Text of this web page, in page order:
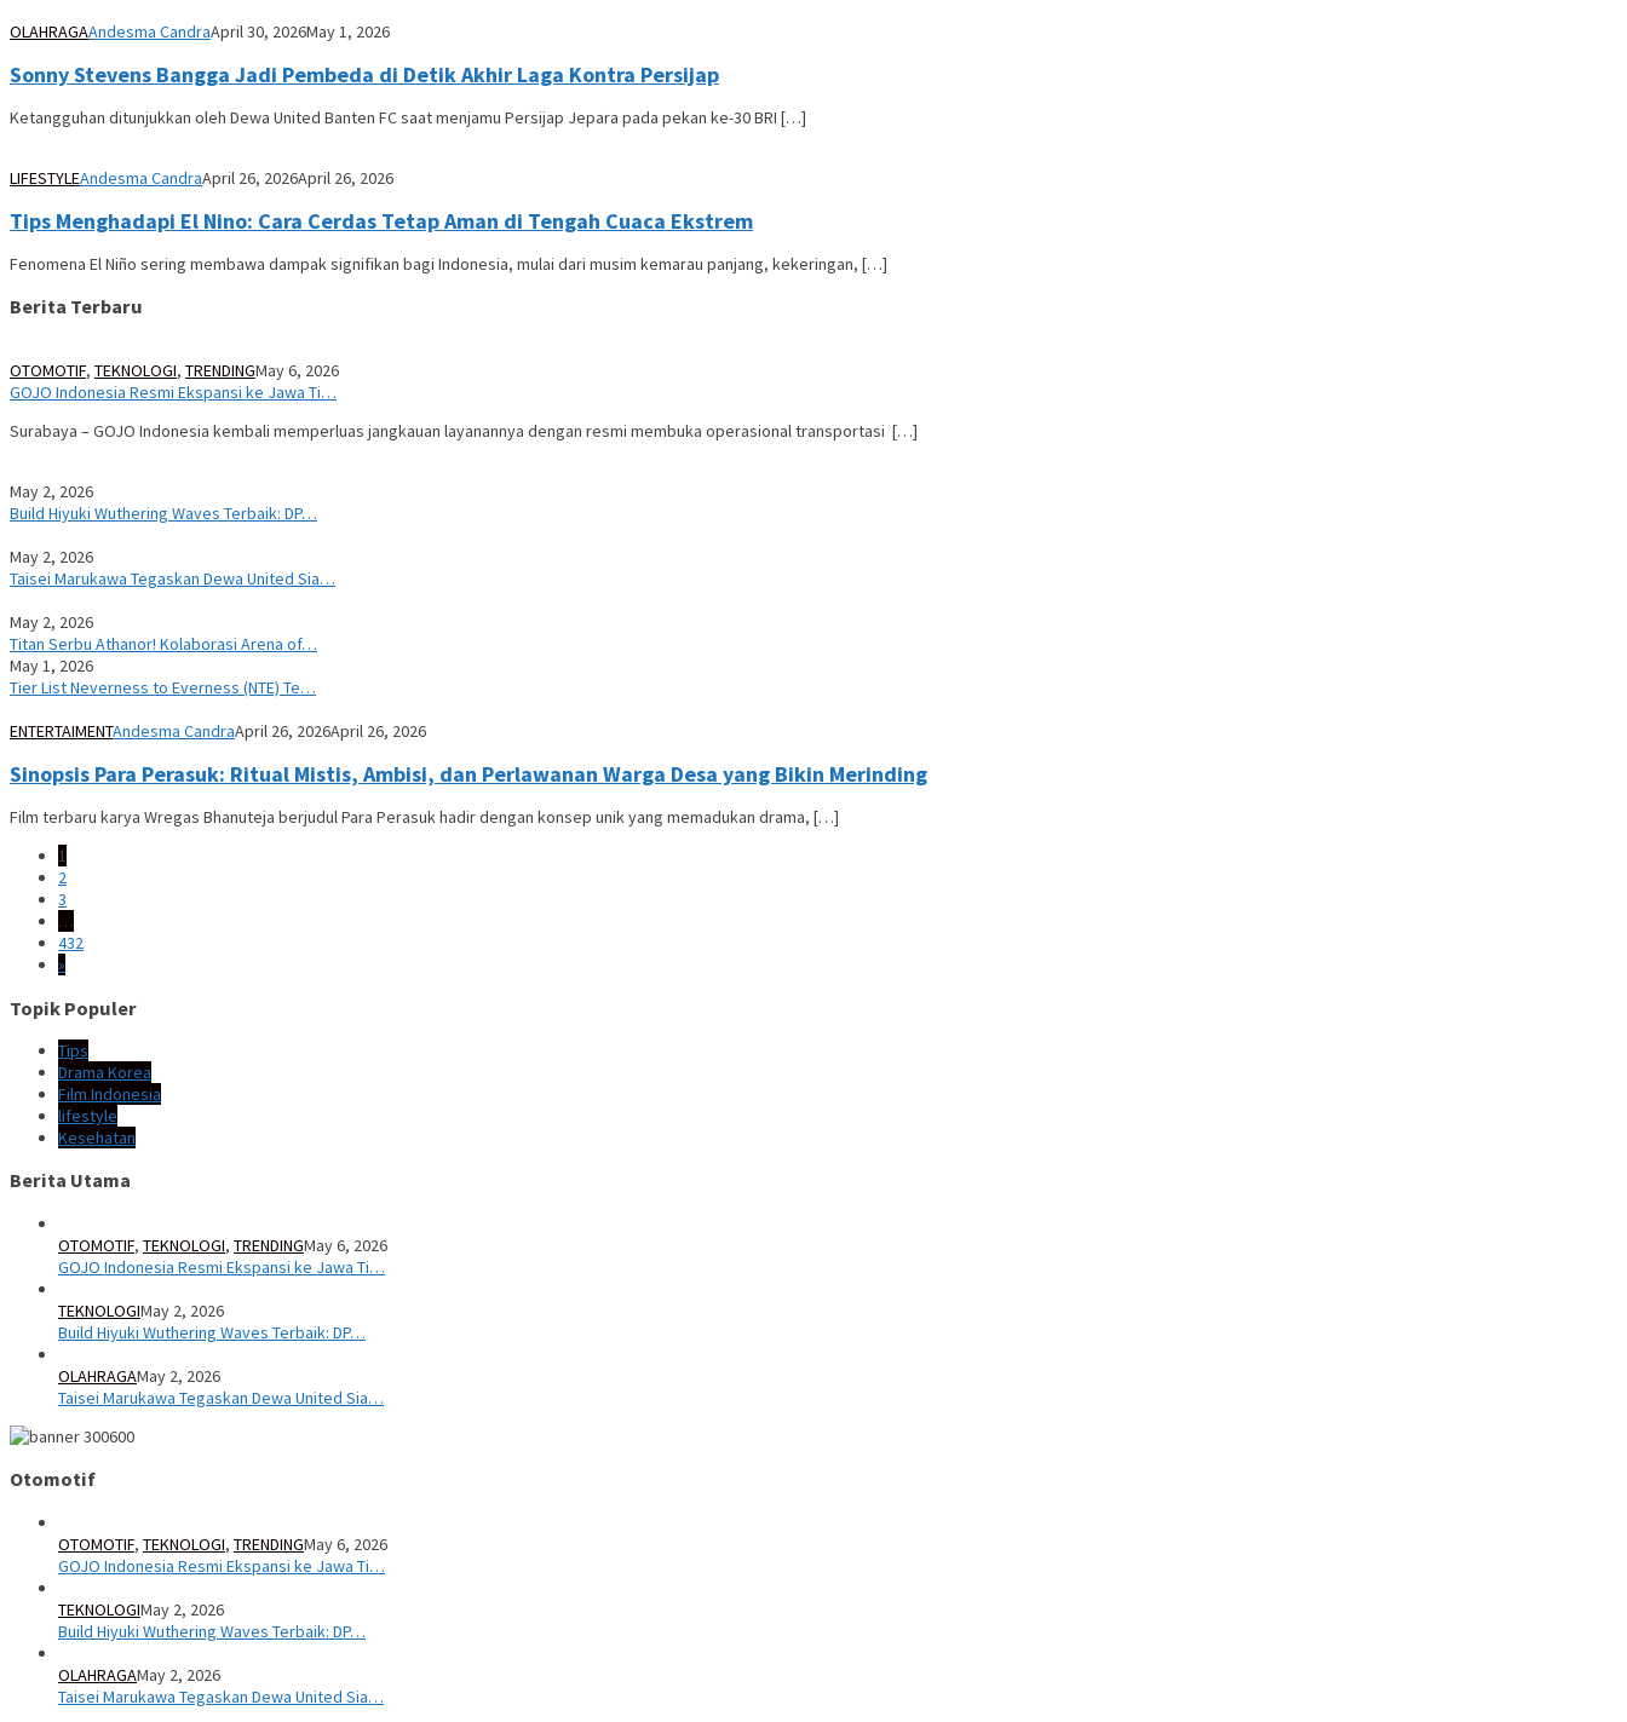
OLAHRAGAAndesma CandraApril 30, 2026May 1, 2026
Sonny Stevens Bangga Jadi Pembeda di Detik Akhir Laga Kontra Persijap
Ketangguhan ditunjukkan oleh Dewa United Banten FC saat menjamu Persijap Jepara pada pekan ke-30 BRI […]
LIFESTYLEAndesma CandraApril 26, 2026April 26, 2026
Tips Menghadapi El Nino: Cara Cerdas Tetap Aman di Tengah Cuaca Ekstrem
Fenomena El Niño sering membawa dampak signifikan bagi Indonesia, mulai dari musim kemarau panjang, kekeringan, […]
Berita Terbaru
OTOMOTIF, TEKNOLOGI, TRENDINGMay 6, 2026
GOJO Indonesia Resmi Ekspansi ke Jawa Ti…
Surabaya – GOJO Indonesia kembali memperluas jangkauan layanannya dengan resmi membuka operasional transportasi […]
May 2, 2026
Build Hiyuki Wuthering Waves Terbaik: DP…
May 2, 2026
Taisei Marukawa Tegaskan Dewa United Sia…
May 2, 2026
Titan Serbu Athanor! Kolaborasi Arena of…
May 1, 2026
Tier List Neverness to Everness (NTE) Te…
ENTERTAIMENTAndesma CandraApril 26, 2026April 26, 2026
Sinopsis Para Perasuk: Ritual Mistis, Ambisi, dan Perlawanan Warga Desa yang Bikin Merinding
Film terbaru karya Wregas Bhanuteja berjudul Para Perasuk hadir dengan konsep unik yang memadukan drama, […]
1
2
3
…
432
»
Topik Populer
Tips
Drama Korea
Film Indonesia
lifestyle
Kesehatan
Berita Utama
OTOMOTIF, TEKNOLOGI, TRENDINGMay 6, 2026
GOJO Indonesia Resmi Ekspansi ke Jawa Ti…
TEKNOLOGIMay 2, 2026
Build Hiyuki Wuthering Waves Terbaik: DP…
OLAHRAGAMay 2, 2026
Taisei Marukawa Tegaskan Dewa United Sia…
Otomotif
OTOMOTIF, TEKNOLOGI, TRENDINGMay 6, 2026
GOJO Indonesia Resmi Ekspansi ke Jawa Ti…
TEKNOLOGIMay 2, 2026
Build Hiyuki Wuthering Waves Terbaik: DP…
OLAHRAGAMay 2, 2026
Taisei Marukawa Tegaskan Dewa United Sia…